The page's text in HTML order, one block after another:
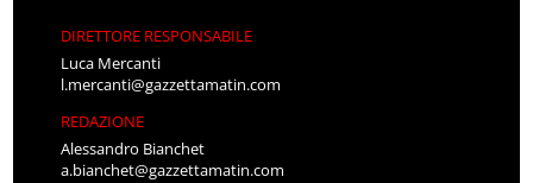
DIRETTORE RESPONSABILE
Luca Mercanti
l.mercanti@gazzettamatin.com
REDAZIONE
Alessandro Bianchet
a.bianchet@gazzettamatin.com